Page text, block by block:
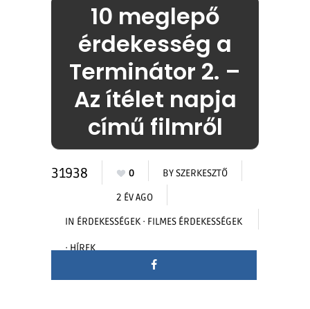
10 meglepő
érdekesség a
Terminátor 2. –
Az ítélet napja
című filmről
31938 0 BYSZERKESZTŐ
2 ÉV AGO
IN ÉRDEKESSÉGEK · FILMES ÉRDEKESSÉGEK
·HÍREK